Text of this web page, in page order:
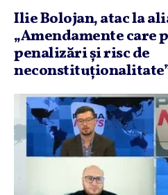
Ilie Bolojan, atac la
„Amendamente care
penalizări şi risc de